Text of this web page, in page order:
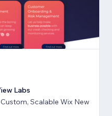
Labs
Scalable Wix New